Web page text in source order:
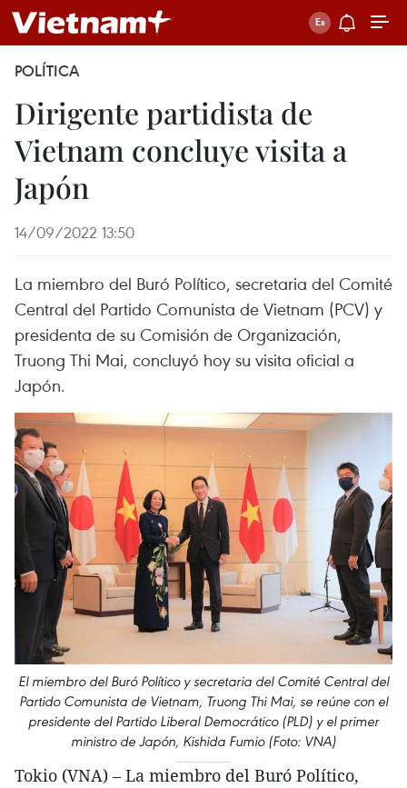
POLÍTICA
Dirigente partidista de
Vietnam concluye visita a
Japón
14/09/2022 13:50
La miembro del Buró Político, secretaria del Comité
Central del Partido Comunista de Vietnam (PCV) y
presidenta de su Comisión de Organización,
Truong Thi Mai, concluyó hoy su visita oficial a
Japón.
El miembro del Buró Político y secretaria del Comité Central del
Partido Comunista de Vietnam, Truong Thi Mai, se reúne con el
presidente del Partido Liberal Democrático (PLD) y el primer
ministro de Japón, Kishida Fumio (Foto: VNA)
Tokio (VNA) – La miembro del Buró Político,